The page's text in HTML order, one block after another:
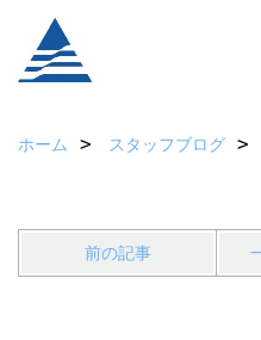
ホーム スタッフブログ
前の記事